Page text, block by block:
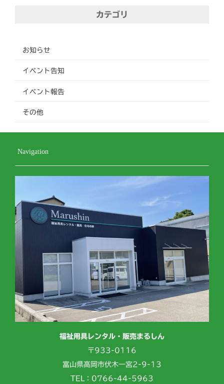
カテゴリ
お知らせ
イベント告知
イベント報告
その他
Navigation
福祉用具レンタル・販売まるしん
〒933-0116
富山県高岡市伏木一宮2-9-13
TEL：0766-44-5963